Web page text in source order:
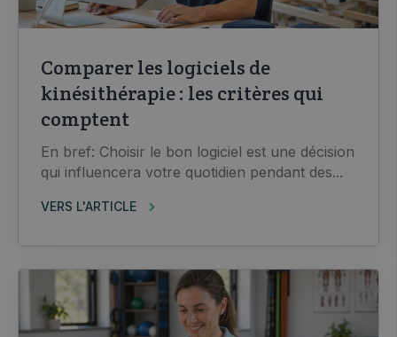
Comparer les logiciels de
kinésithérapie : les critères qui
comptent
En bref: Choisir le bon logiciel est une décision
qui influencera votre quotidien pendant des...
VERS L'ARTICLE